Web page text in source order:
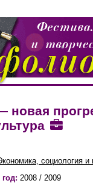
новая
социология и
2008 / 2009